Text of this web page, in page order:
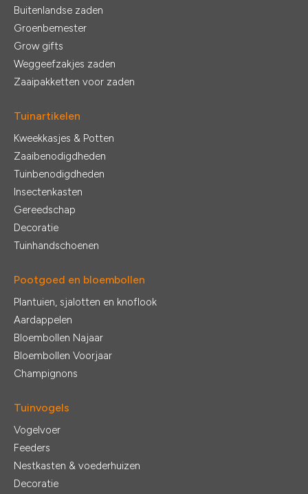
Buitenlandse zaden
Groenbemester
Grow gifts
Weggeefzakjes zaden
Zaaipakketten voor zaden
Tuinartikelen
Kweekkasjes & Potten
Zaaibenodigdheden
Tuinbenodigdheden
Insectenkasten
Gereedschap
Decoratie
Tuinhandschoenen
Pootgoed en bloembollen
Plantuien, sjalotten en knoflook
Aardappelen
Bloembollen Najaar
Bloembollen Voorjaar
Champignons
Tuinvogels
Vogelvoer
Feeders
Nestkasten & voederhuizen
Decoratie